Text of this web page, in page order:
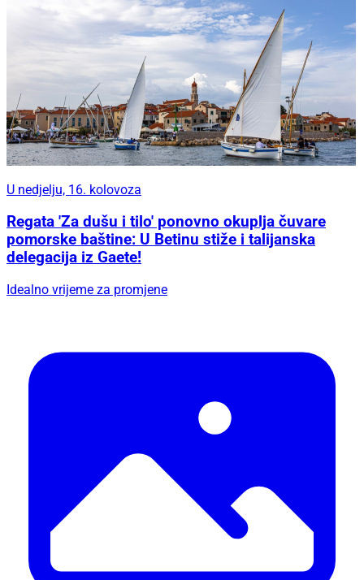
U nedjelju, 16. kolovoza
Regata 'Za dušu i tilo' ponovno okuplja čuvare
pomorske baštine: U Betinu stiže i talijanska
delegacija iz Gaete!
Idealno vrijeme za promjene